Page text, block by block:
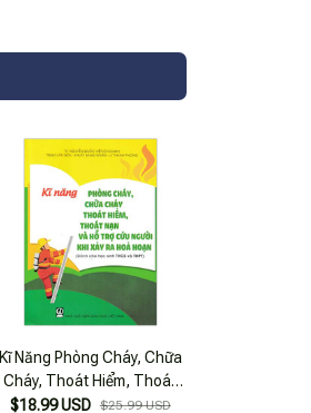
Kĩ Năng Phòng Cháy, Chữa
Cháy, Thoát Hiểm, Thoát
Nạ Và Hỗ Trợ Cứu Người Khi
$18.99 USD $25.99 USD